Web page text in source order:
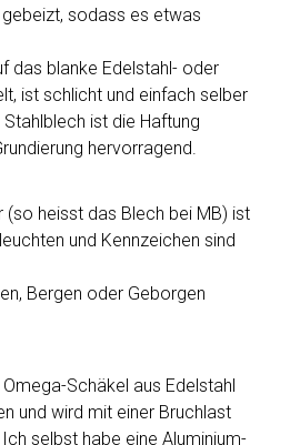
sodass es etwas
das blanke Edelstahl- oder
ist schlicht und einfach selber
ist die Haftung
hervorragend.
(so heisst das Blech bei MB) ist
und Kennzeichen sind
Bergen oder Geborgen
Schäkel aus Edelstahl
und wird mit einer Bruchlast
selbst habe eine Aluminium-